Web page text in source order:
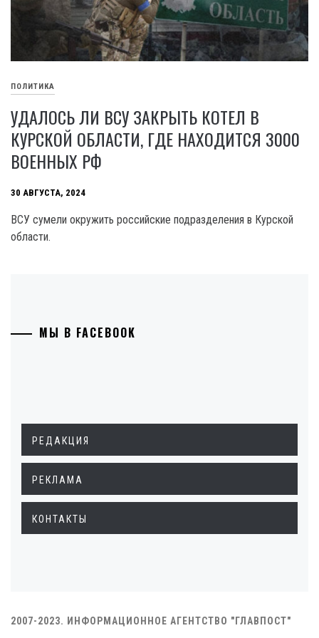
ПОЛИТИКА
УДАЛОСЬ ЛИ ВСУ ЗАКРЫТЬ КОТЕЛ В
КУРСКОЙ ОБЛАСТИ, ГДЕ НАХОДИТСЯ 3000
ВОЕННЫХ РФ
30 АВГУСТА, 2024
ВСУ сумели окружить российские подразделения в Курской
области.
МЫ В FACEBOOK
РЕДАКЦИЯ
РЕКЛАМА
КОНТАКТЫ
2007-2023. ИНФОРМАЦИОННОЕ АГЕНТСТВО "ГЛАВПОСТ"